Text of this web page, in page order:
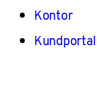
Kontor
Kundportal